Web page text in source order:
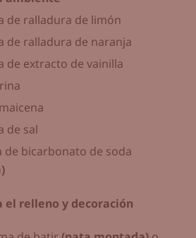
de ralladura de limón
de ralladura de naranja
de extracto de vainilla
de sal
de bicarbonato de soda
relleno y decoración